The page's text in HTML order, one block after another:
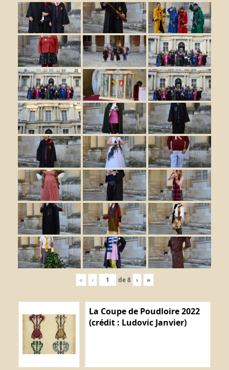
« ‹ de8 › »
La Coupe de Poudloire 2022
(crédit : Ludovic Janvier)